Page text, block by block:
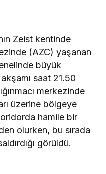
Zeist kentinde
(AZC) yaşanan
büyük
saat 21.50
merkezinde
üzerine bölgeye
hamile bir
olurken, bu sırada
görüldü.